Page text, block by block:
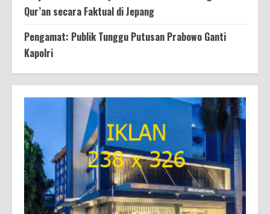
Qur’an secara Faktual di Jepang
Pengamat: Publik Tunggu Putusan Prabowo Ganti
Kapolri